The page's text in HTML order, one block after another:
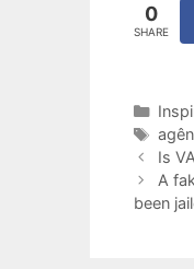
0
SHARE
Tags
Is
A
been